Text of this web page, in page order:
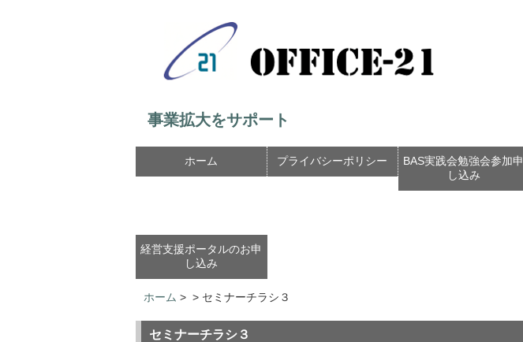
事業拡大をサポート
ホーム プライバシーポリシー
BAS実践会勉強会参加申
し込み
経営支援ポータルのお申
し込み
ホーム > > セミナーチラシ３
セミナーチラシ３